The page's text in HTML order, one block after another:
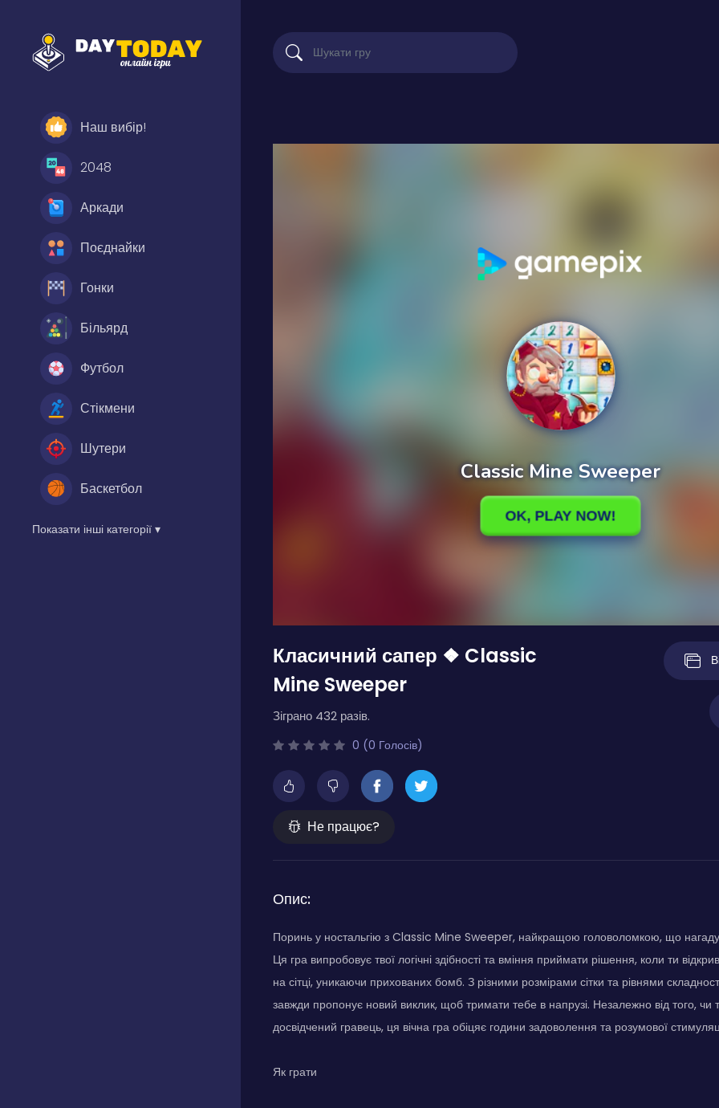
Наш вибір!
2048
Аркади
Поєднайки
Гонки
Більярд
Футбол
Стікмени
Шутери
Баскетбол
Показати інші категорії ▾
Класичний сапер ❖ Classic
Mine Sweeper
Зіграно 432 разів.
0 (0 Голосів)
Не працює?
Опис:
Поринь у ностальгію з Classic Mine Sweeper, найкращою головоломкою, що
Ця гра випробовує твої логічні здібності та вміння приймати рішення, коли ти
на сітці, уникаючи прихованих бомб. З різними розмірами сітки та рівнями
завжди пропонує новий виклик, щоб тримати тебе в напрузі. Незалежно від того, чи
досвідчений гравець, ця вічна гра обіцяє години задоволення та розумової
Як грати